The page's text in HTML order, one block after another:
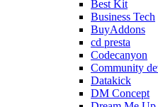
Best Kit
Business Tech
BuyAddons
cd presta
Codecanyon
Community
Datakick
DM Concept